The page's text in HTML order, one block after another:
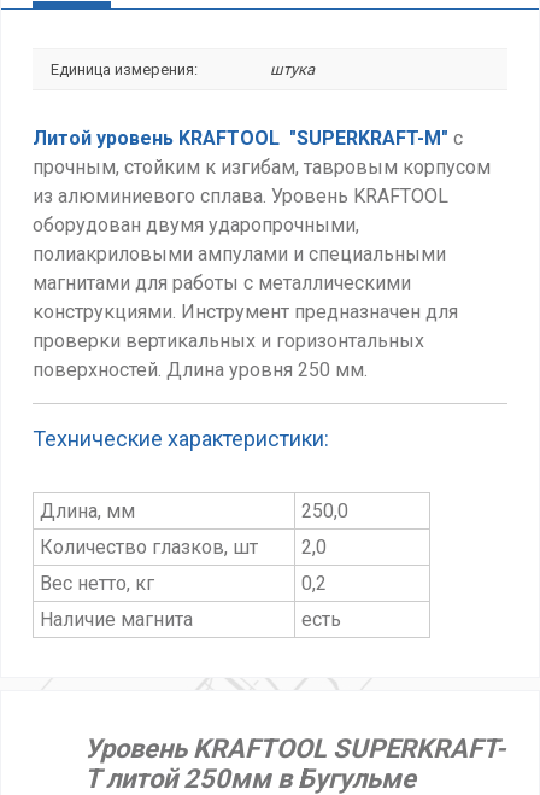
Единица измерения: штука
Литой уровень KRAFTOOL "SUPERKRAFT-M" с
прочным, стойким к изгибам, тавровым корпусом
из алюминиевого сплава. Уровень KRAFTOOL
оборудован двумя ударопрочными,
полиакриловыми ампулами и специальными
магнитами для работы с металлическими
конструкциями. Инструмент предназначен для
проверки вертикальных и горизонтальных
поверхностей. Длина уровня 250 мм.
Технические характеристики:
Длина, мм
250,0
Количество глазков, шт
2,0
Вес нетто, кг
0,2
Наличие магнита
есть
Уровень KRAFTOOL SUPERKRAFT-
T литой 250мм в Бугульме